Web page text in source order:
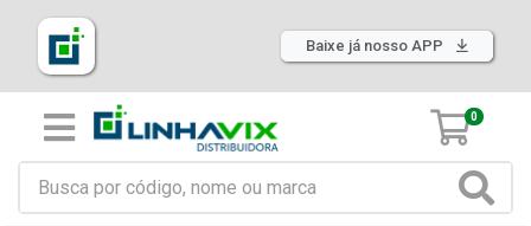
Baixe já nosso APP
0